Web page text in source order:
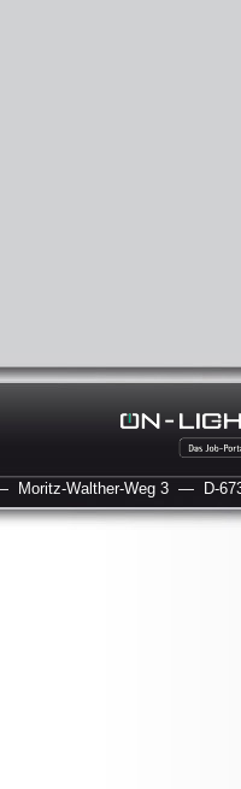
Moritz-Walther-Weg 3 — D-